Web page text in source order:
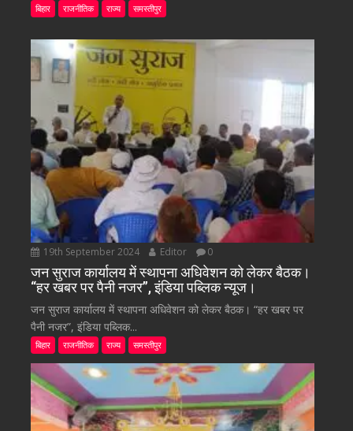
बिहार राजनीतिक राज्य समस्तीपुर
19th September 2024 Editor 0
जन सुराज कार्यालय में स्थापना अधिवेशन को लेकर बैठक।
“हर खबर पर पैनी नजर”, इंडिया पब्लिक न्यूज।
जन सुराज कार्यालय में स्थापना अधिवेशन को लेकर बैठक। “हर खबर पर
पैनी नजर”, इंडिया पब्लिक...
बिहार राजनीतिक राज्य समस्तीपुर